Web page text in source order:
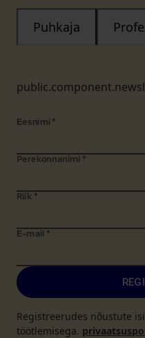
Puhkaja
Eesnimi *
Perekonnanimi *
Riik *
E-mail *
Registreerudes nõustute
töötlemisega.